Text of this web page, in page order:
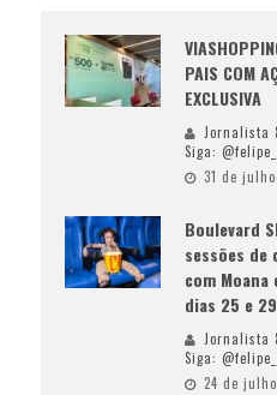
PAIS COM
EXCLUSIVA
Jornalista
Siga:
31 de
Boulevard
sessões de
com
dias 25 e
Jornalista
Siga:
24 de